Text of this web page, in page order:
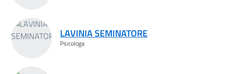
LAVINIA SEMINATORE
Psicologa